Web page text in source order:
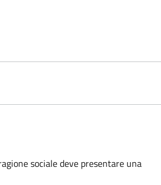
sociale deve presentare una